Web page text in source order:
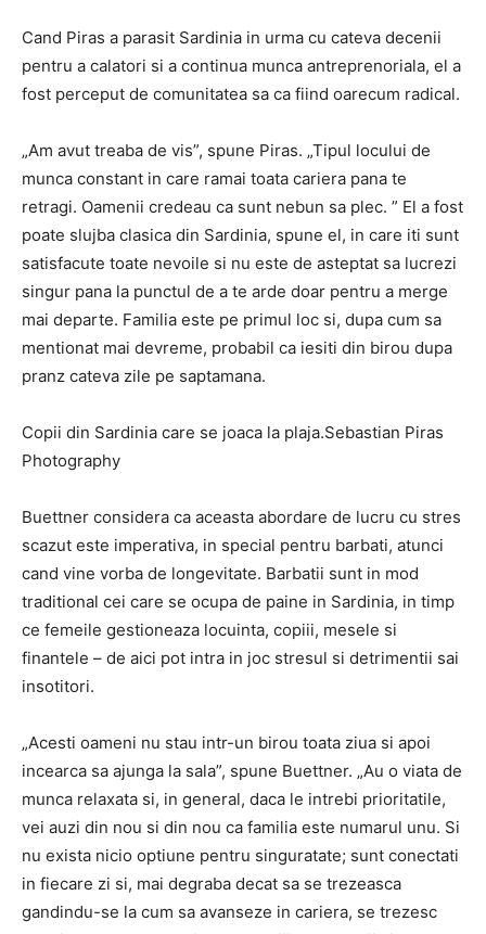
Cand Piras a parasit Sardinia in urma cu cateva decenii
pentru a calatori si a continua munca antreprenoriala, el a
fost perceput de comunitatea sa ca fiind oarecum radical.
„Am avut treaba de vis”, spune Piras. „Tipul locului de
munca constant in care ramai toata cariera pana te
retragi. Oamenii credeau ca sunt nebun sa plec. ” El a fost
poate slujba clasica din Sardinia, spune el, in care iti sunt
satisfacute toate nevoile si nu este de asteptat sa lucrezi
singur pana la punctul de a te arde doar pentru a merge
mai departe. Familia este pe primul loc si, dupa cum sa
mentionat mai devreme, probabil ca iesiti din birou dupa
pranz cateva zile pe saptamana.
Copii din Sardinia care se joaca la plaja.Sebastian Piras
Photography
Buettner considera ca aceasta abordare de lucru cu stres
scazut este imperativa, in special pentru barbati, atunci
cand vine vorba de longevitate. Barbatii sunt in mod
traditional cei care se ocupa de paine in Sardinia, in timp
ce femeile gestioneaza locuinta, copiii, mesele si
finantele – de aici pot intra in joc stresul si detrimentii sai
insotitori.
„Acesti oameni nu stau intr-un birou toata ziua si apoi
incearca sa ajunga la sala”, spune Buettner. „Au o viata de
munca relaxata si, in general, daca le intrebi prioritatile,
vei auzi din nou si din nou ca familia este numarul unu. Si
nu exista nicio optiune pentru singuratate; sunt conectati
in fiecare zi si, mai degraba decat sa se trezeasca
gandindu-se la cum sa avanseze in cariera, se trezesc